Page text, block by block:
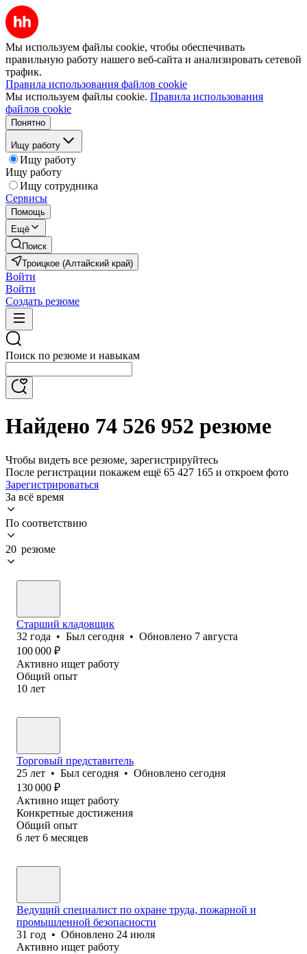
Мы используем файлы cookie, чтобы обеспечивать
правильную работу нашего веб-сайта и анализировать сетевой
трафик.
Правила использования файлов cookie
Мы используем файлы cookie. Правила использования
файлов cookie
Понятно
Ищу работу
Ищу работу
Ищу работу
Ищу сотрудника
Сервисы
Помощь
Ещё
Поиск
Троицкое (Алтайский край)
Войти
Войти
Создать резюме
Поиск по резюме и навыкам
Найдено 74 526 952 резюме
Чтобы видеть все резюме, зарегистрируйтесь
После регистрации покажем ещё 65 427 165 и откроем фото
Зарегистрироваться
За всё время
По соответствию
20 резюме
Старший кладовщик
32 года • Был сегодня • Обновлено 7 августа
100 000 ₽
Активно ищет работу
Общий опыт
10 лет
Торговый представитель
25 лет • Был сегодня • Обновлено сегодня
130 000 ₽
Активно ищет работу
Конкретные достижения
Общий опыт
6 лет 6 месяцев
Ведущий специалист по охране труда, пожарной и
промышленной безопасности
31 год • Обновлено 24 июля
Активно ищет работу